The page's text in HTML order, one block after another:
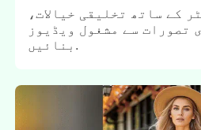
کے ساتھ تخلیقی خیالات،
تصورات سے مشغول ویڈیوز
بنائیں.